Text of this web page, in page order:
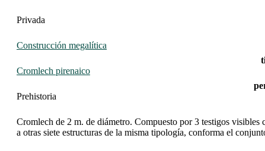
Privada
Construcción megalítica
Cromlech pirenaico
Prehistoria
Cromlech de 2 m. de diámetro. Compuesto por 3 testigos
a otras siete estructuras de la misma tipología, conforma el